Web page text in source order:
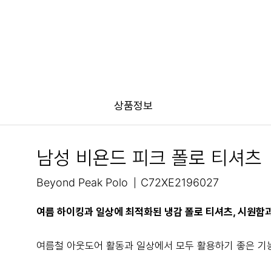
상품정보
남성 비욘드 피크 폴로 티셔츠
Beyond Peak Polo C72XE2196027
여름 하이킹과 일상에 최적화된 냉감 폴로 티셔츠, 시원
여름철 아웃도어 활동과 일상에서 모두 활용하기 좋은 기